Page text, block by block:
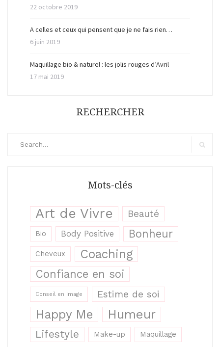
22 octobre 2019
A celles et ceux qui pensent que je ne fais rien…
6 juin 2019
Maquillage bio & naturel : les jolis rouges d’Avril
17 mai 2019
RECHERCHER
Mots-clés
Art de Vivre Beauté
Bio Body Positive Bonheur
Cheveux Coaching
Confiance en soi
Conseil en Image Estime de soi
Happy Me Humeur
Lifestyle Make-up Maquillage